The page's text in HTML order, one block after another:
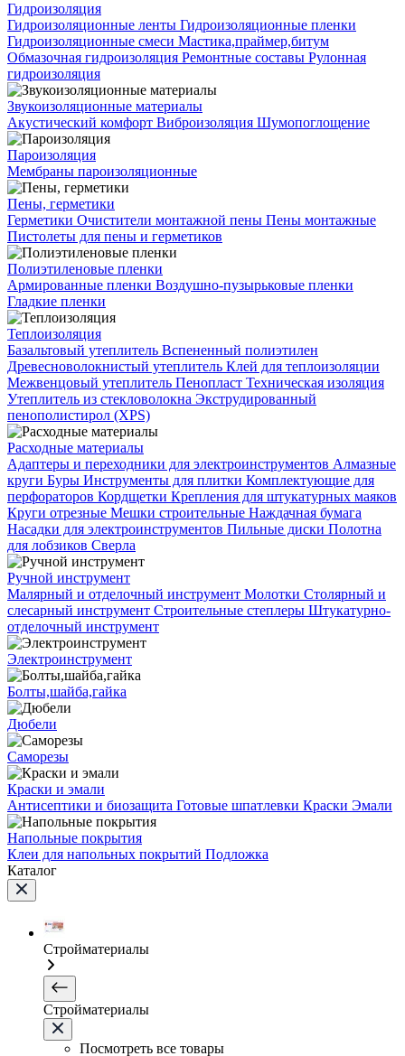
Гидроизоляция
Гидроизоляционные ленты Гидроизоляционные пленки
Гидроизоляционные смеси Мастика,праймер,битум
Обмазочная гидроизоляция Ремонтные составы Рулонная
гидроизоляция
Звукоизоляционные материалы
Акустический комфорт Виброизоляция Шумопоглощение
Пароизоляция
Мембраны пароизоляционные
Пены, герметики
Герметики Очистители монтажной пены Пены монтажные
Пистолеты для пены и герметиков
Полиэтиленовые пленки
Армированные пленки Воздушно-пузырьковые пленки
Гладкие пленки
Теплоизоляция
Базальтовый утеплитель Вспененный полиэтилен
Древесноволокнистый утеплитель Клей для теплоизоляции
Межвенцовый утеплитель Пенопласт Техническая изоляция
Утеплитель из стекловолокна Экструдированный
пенополистирол (XPS)
Расходные материалы
Адаптеры и переходники для электроинструментов Алмазные
круги Буры Инструменты для плитки Комплектующие для
перфораторов Кордщетки Крепления для штукатурных маяков
Круги отрезные Мешки строительные Наждачная бумага
Насадки для электроинструментов Пильные диски Полотна
для лобзиков Сверла
Ручной инструмент
Малярный и отделочный инструмент Молотки Столярный и
слесарный инструмент Строительные степлеры Штукатурно-
отделочный инструмент
Электроинструмент
Болты,шайба,гайка
Дюбели
Саморезы
Краски и эмали
Антисептики и биозащита Готовые шпатлевки Краски Эмали
Напольные покрытия
Клеи для напольных покрытий Подложка
Каталог
Стройматериалы
Стройматериалы
Посмотреть все товары